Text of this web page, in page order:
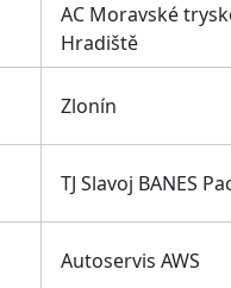
AC Moravské
Hradiště
Zlonín
TJ Slavoj BANES
Autoservis AWS